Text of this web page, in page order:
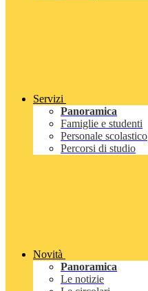
Servizi
Panoramica
Famiglie e studenti
Personale scolastico
Percorsi di studio
Novità
Panoramica
Le notizie